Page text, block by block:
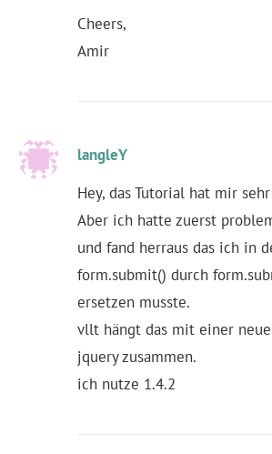
Cheers,
Amir
langleY
Hey, das Tutorial hat mir
Aber ich hatte zuerst
und fand herraus das ich in
form.submit() durch
ersetzen musste.
vllt hängt das mit einer
jquery zusammen.
ich nutze 1.4.2